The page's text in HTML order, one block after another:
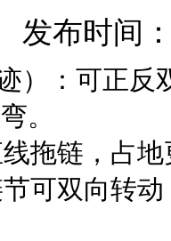
发布时间
）：可正反
。
拖链，占
可双向转